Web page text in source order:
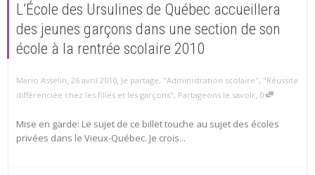
L’École des Ursulines de Québec accueillera
des jeunes garçons dans une section de son
école à la rentrée scolaire 2010
Mario Asselin, 26 avril 2010, Je partage, "Administration scolaire", "Réussite
différenciée chez les filles et les garçons", Partageons le savoir, 0
Mise en garde: Le sujet de ce billet touche au sujet des écoles
privées dans le Vieux-Québec. Je crois...